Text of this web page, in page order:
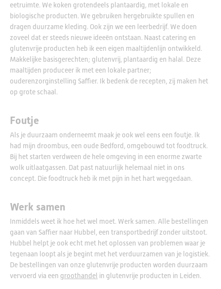
eetruimte. We koken grotendeels plantaardig, met lokale en
biologische producten. We gebruiken hergebruikte spullen en
dragen duurzame kleding. Ook zijn we een leerbedrijf. We doen
zoveel dat er steeds nieuwe ideeën ontstaan. Naast catering en
glutenvrije producten heb ik een eigen maaltijdenlijn ontwikkeld.
Makkelijke basisgerechten; glutenvrij, plantaardig en halal. Deze
maaltijden produceer ik met een lokale partner;
ouderenzorginstelling Saffier. Ik bedenk de recepten, zij maken het
op grote schaal.
Foutje
Als je duurzaam onderneemt maak je ook wel eens een foutje. Ik
had mijn droombus, een oude Bedford, omgebouwd tot foodtruck.
Bij het starten verdween de hele omgeving in een enorme zwarte
wolk uitlaatgassen. Dat past natuurlijk helemaal niet in ons
concept. Die foodtruck heb ik met pijn in het hart weggedaan.
Werk samen
Inmiddels weet ik hoe het wel moet. Werk samen. Alle bestellingen
gaan van Saffier naar Hubbel, een transportbedrijf zonder uitstoot.
Hubbel helpt je ook echt met het oplossen van problemen waar je
tegenaan loopt als je begint met het verduurzamen van je logistiek.
De bestellingen van onze glutenvrije producten worden duurzaam
vervoerd via een groothandel in glutenvrije producten in Leiden.